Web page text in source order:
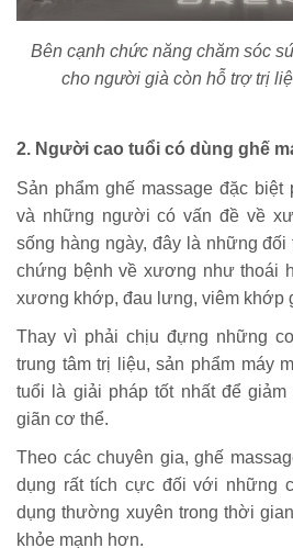
Bên cạnh chức năng chăm sóc
cho người già còn hỗ trợ trị
2. Người cao tuổi có dùng ghế
Sản phẩm ghế massage đặc
và những người có vấn đề về
sống hàng ngày, đây là những
chứng bệnh về xương như thoái
xương khớp, đau lưng, viêm khớp
Thay vì phải chịu đựng những
trung tâm trị liệu, sản phẩm máy
tuổi là giải pháp tốt nhất để
giãn cơ thể.
Theo các chuyên gia, ghế
dụng rất tích cực đối với những
dụng thường xuyên trong thời
khỏe mạnh hơn.